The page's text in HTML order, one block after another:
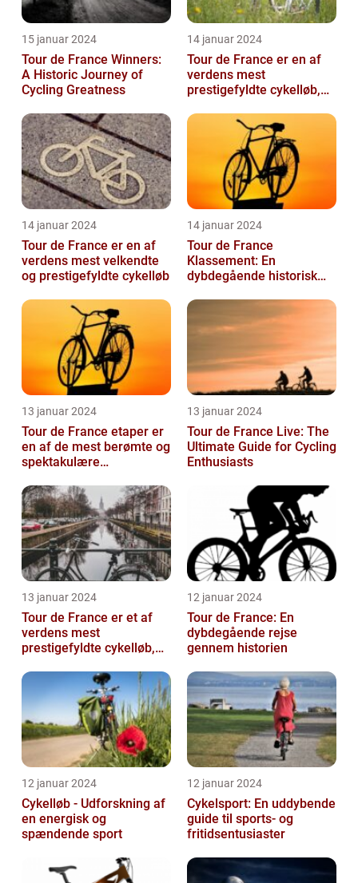
15 januar 2024
Tour de France Winners:
A Historic Journey of
Cycling Greatness
14 januar 2024
Tour de France er en af
verdens mest
prestigefyldte cykelløb,
seere hver...
14 januar 2024
Tour de France er en af
verdens mest velkendte
og prestigefyldte cykelløb
14 januar 2024
Tour de France
Klassement: En
dybdegående historisk
13 januar 2024
Tour de France etaper er
en af de mest berømte og
spektakulære
professionel c...
13 januar 2024
Tour de France Live: The
Ultimate Guide for Cycling
Enthusiasts
13 januar 2024
Tour de France er et af
verdens mest
prestigefyldte cykelløb,
opmærksomhed fra
sports...
12 januar 2024
Tour de France: En
dybdegående rejse
gennem historien
12 januar 2024
Cykelløb - Udforskning af
en energisk og
spændende sport
12 januar 2024
Cykelsport: En uddybende
guide til sports- og
fritidsentusiaster